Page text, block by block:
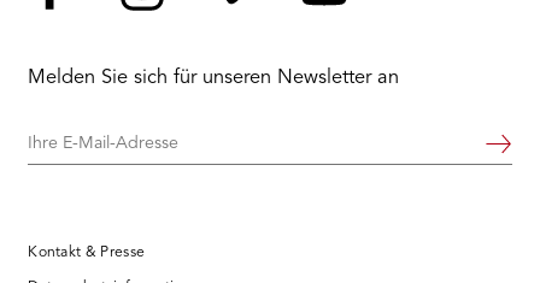
Melden Sie sich für unseren Newsletter an
Ihre
Weiter
Kontakt & Presse